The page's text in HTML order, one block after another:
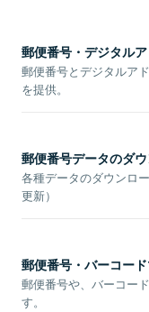
郵便番号・デジタル
郵便番号とデジタルア
を提供。
郵便番号データのダ
各種データのダウンロ
更新）
郵便番号・バーコー
郵便番号や、バーコー
す。